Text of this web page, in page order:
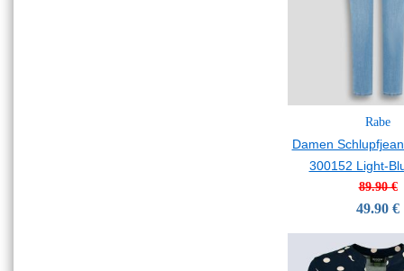
Rabe
Damen
300152 Light-
89.90 €
49.90 €